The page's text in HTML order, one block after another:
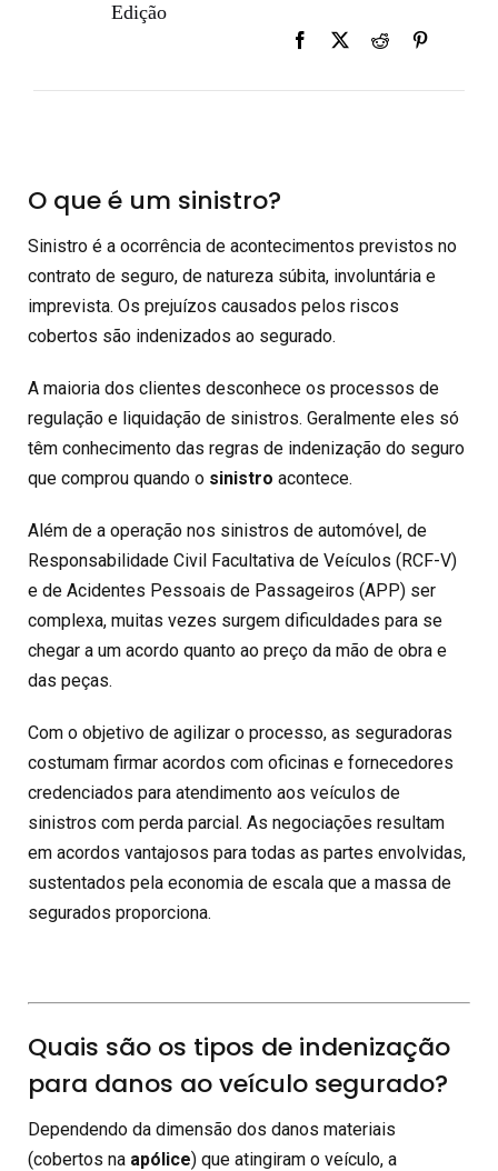
Edição
O que é um sinistro?
Sinistro é a ocorrência de acontecimentos previstos no
contrato de seguro, de natureza súbita, involuntária e
imprevista. Os prejuízos causados pelos riscos
cobertos são indenizados ao segurado.
A maioria dos clientes desconhece os processos de
regulação e liquidação de sinistros. Geralmente eles só
têm conhecimento das regras de indenização do seguro
que comprou quando o sinistro acontece.
Além de a operação nos sinistros de automóvel, de
Responsabilidade Civil Facultativa de Veículos (RCF-V)
e de Acidentes Pessoais de Passageiros (APP) ser
complexa, muitas vezes surgem dificuldades para se
chegar a um acordo quanto ao preço da mão de obra e
das peças.
Com o objetivo de agilizar o processo, as seguradoras
costumam firmar acordos com oficinas e fornecedores
credenciados para atendimento aos veículos de
sinistros com perda parcial. As negociações resultam
em acordos vantajosos para todas as partes envolvidas,
sustentados pela economia de escala que a massa de
segurados proporciona.
Quais são os tipos de indenização
para danos ao veículo segurado?
Dependendo da dimensão dos danos materiais
(cobertos na apólice) que atingiram o veículo, a